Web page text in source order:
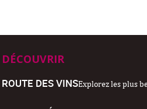
DÉCOUVRIR
ROUTE DES VINSExplorez les plus